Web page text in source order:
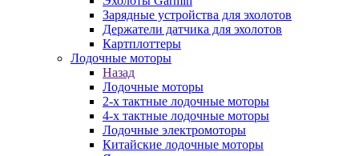
Зарядные устройства для эхолотов
Держатели датчика для эхолотов
Картплоттеры
Лодочные моторы
Назад
Лодочные моторы
2-х тактные лодочные моторы
4-х тактные лодочные моторы
Лодочные электромоторы
Китайские лодочные моторы